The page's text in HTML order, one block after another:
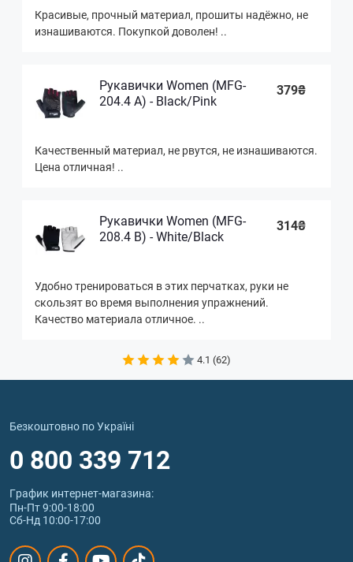
Красивые, прочный материал, прошиты надёжно, не
изнашиваются. Покупкой доволен! ..
Рукавички Women (MFG-
204.4 A) - Black/Pink
379₴
Качественный материал, не рвутся, не изнашиваются.
Цена отличная! ..
Рукавички Women (MFG-
208.4 B) - White/Black
314₴
Удобно тренироваться в этих перчатках, руки не
скользят во время выполнения упражнений.
Качество материала отличное. ..
4.1 (62)
Безкоштовно по Україні
0 800 339 712
График интернет‑магазина:
Пн-Пт 9:00-18:00
Сб-Нд 10:00-17:00